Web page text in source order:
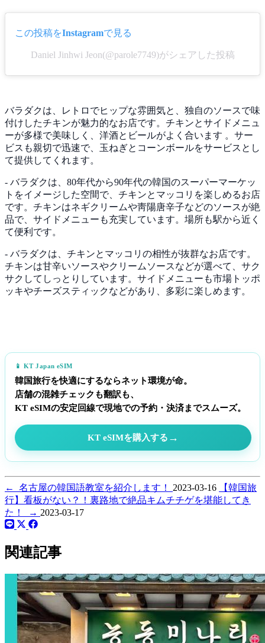
この投稿をInstagramで見る
Daniel Jinhwi Jeon(@parole7749)がシェアした投稿
バラダクは、レトロでヒップな雰囲気と、独自のソースで味
付けしたチキンが魅力的なお店です。チキンとサイドメニュ
ーが多様で美味しく、洋酒とビールがよく合います 。サー
ビスも親切で迅速で、玉ねぎとコーンボールをサービスとし
て提供してくれます。
- バラダクは、80年代から90年代の韓国のスーパーマーケッ
トをイメージした空間で、チキンとマッコリを楽しめるお店
です。チキンはネギクリームや靑陽唐辛子などのソースが絶
品で、サイドメニューも充実しています。場所も駅から近く
て便利です。
- バラダクは、チキンとマッコリの相性が抜群なお店です。
チキンは甘辛いソースやクリームソースなどが選べて、サク
サクしてしっとりしています。サイドメニューも市場トッポ
ッキやチーズスティックなどがあり、多彩に楽しめます。
📱 KT Japan eSIM
韓国旅行を快適にするならネット環境が命。
店舗の混雑チェックも翻訳も、
KT eSIMの安定回線で現地での予約・決済までスムーズ。
KT eSIMを購入する →
← 名古屋の韓国語教室を紹介します！ 2023-03-16
【韓国旅
行】看板がない？！裏路地で絶品キムチチゲを堪能してき
た！
→ 2023-03-17
関連記事